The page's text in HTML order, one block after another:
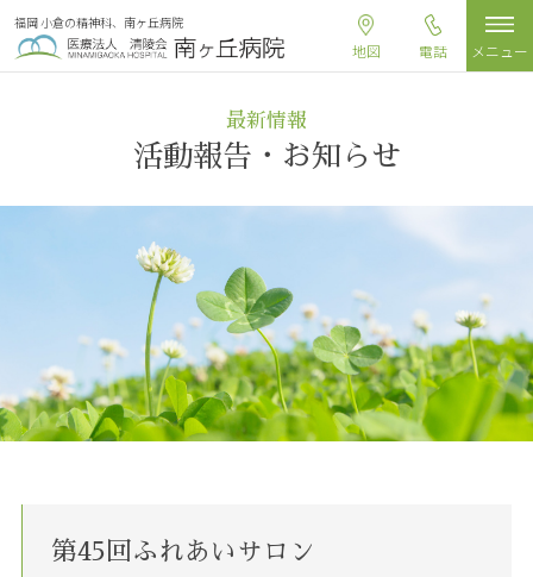
福岡 小倉の精神科、南ヶ丘病院
地図 電話 メニュー
最新情報
活動報告・お知らせ
第45回ふれあいサロン